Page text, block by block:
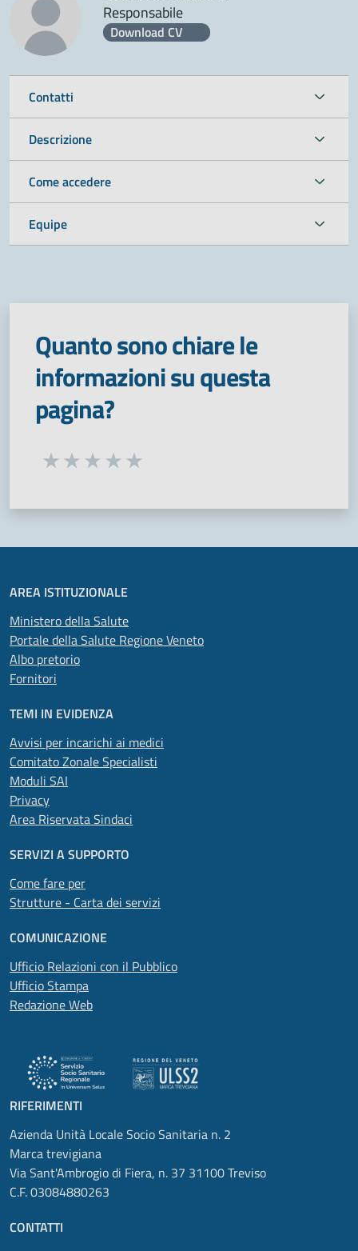
Responsabile
Download CV
Contatti
Descrizione
Come accedere
Equipe
Quanto sono chiare le
informazioni su questa
pagina?
Seleziona una valutazione da 1 a 5 stelle
AREA ISTITUZIONALE
Ministero della Salute
Portale della Salute Regione Veneto
Albo pretorio
Fornitori
TEMI IN EVIDENZA
Avvisi per incarichi ai medici
Comitato Zonale Specialisti
Moduli SAI
Privacy
Area Riservata Sindaci
SERVIZI A SUPPORTO
Come fare per
Strutture - Carta dei servizi
COMUNICAZIONE
Ufficio Relazioni con il Pubblico
Ufficio Stampa
Redazione Web
RIFERIMENTI
Azienda Unità Locale Socio Sanitaria n. 2
Marca trevigiana
Via Sant'Ambrogio di Fiera, n. 37 31100 Treviso
C.F. 03084880263
CONTATTI